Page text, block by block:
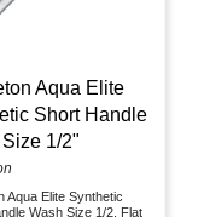
Aqua Elite
Short Handle
1/2"
Aqua Elite Synthetic
Wash Size 1/2. Flat